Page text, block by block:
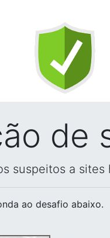
de
suspeitos a sites
ao desafio abaixo.